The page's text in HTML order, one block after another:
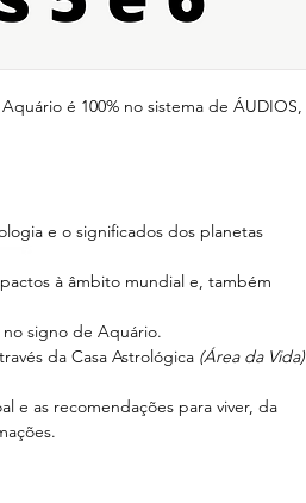
é 100% no sistema de ÁUDIOS,
e o significados dos planetas
à âmbito mundial e, também
signo de Aquário.
da Casa Astrológica (Área da Vida)
e as recomendações para viver, da